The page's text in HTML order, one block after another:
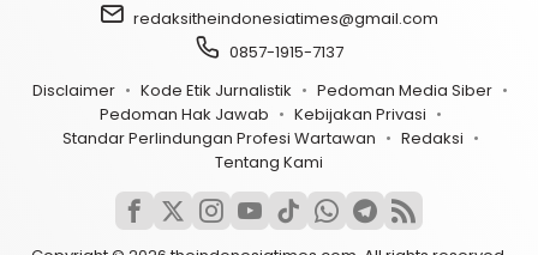
redaksitheindonesiatimes@gmail.com
0857-1915-7137
Disclaimer
Kode Etik Jurnalistik
Pedoman Media Siber
Pedoman Hak Jawab
Kebijakan Privasi
Standar Perlindungan Profesi Wartawan
Redaksi
Tentang Kami